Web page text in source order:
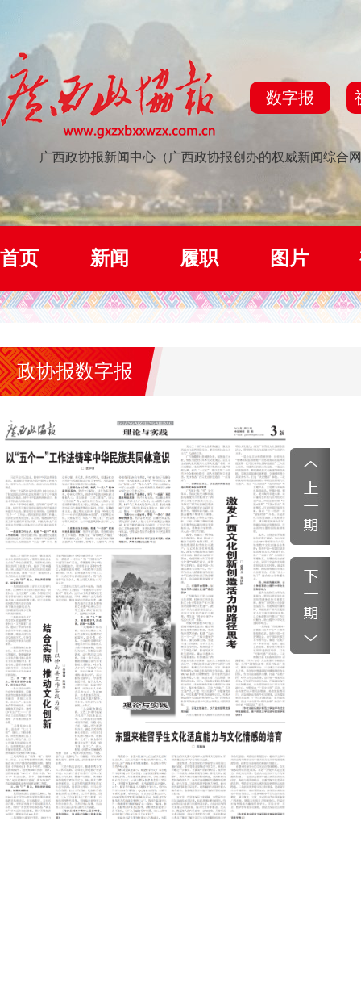
数字报
广西政协报新闻中心（广西政协报创办的权威新闻综合
首页 新闻 履职 图片
政协报数字报